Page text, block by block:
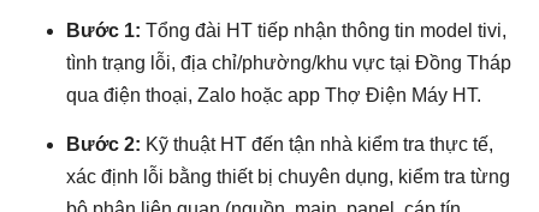
Bước 1: Tổng đài HT tiếp nhận thông tin model tivi,
tình trạng lỗi, địa chỉ/phường/khu vực tại Đồng Tháp
qua điện thoại, Zalo hoặc app Thợ Điện Máy HT.
Bước 2: Kỹ thuật HT đến tận nhà kiểm tra thực tế,
xác định lỗi bằng thiết bị chuyên dụng, kiểm tra từng